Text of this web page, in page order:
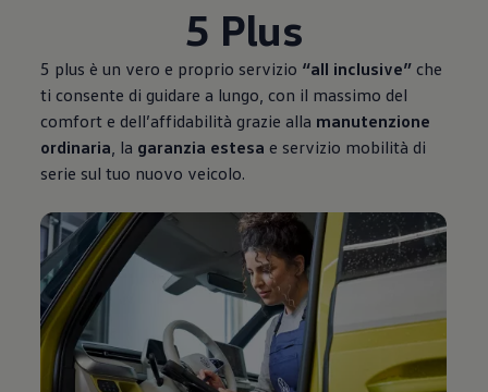
5 Plus
5 plus è un vero e proprio servizio “all inclusive” che
ti consente di guidare a lungo, con il massimo del
comfort e dell’affidabilità grazie alla manutenzione
ordinaria , la garanzia estesa e servizio mobilità di
serie sul tuo nuovo veicolo.